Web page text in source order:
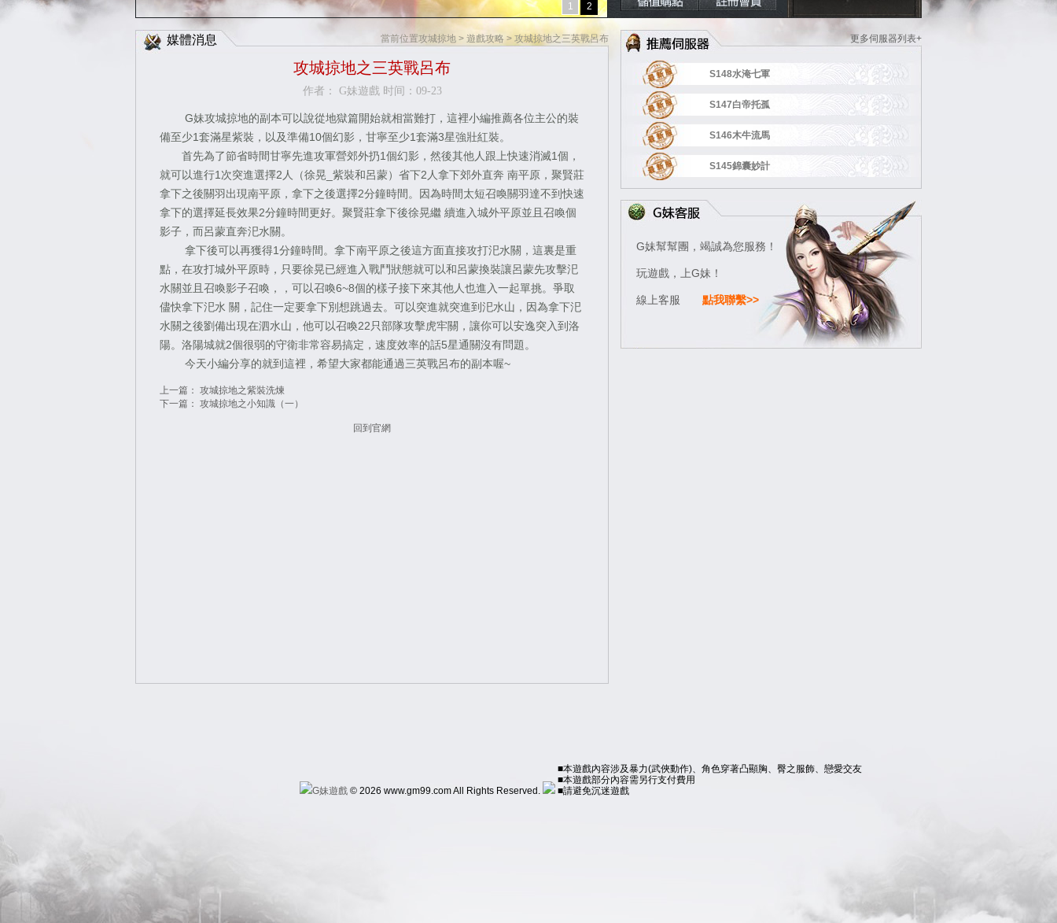
1 2
媒體消息 當前位置攻城掠地 > 遊戲攻略 > 攻城掠地之三英戰呂布
攻城掠地之三英戰呂布
作者： G妹遊戲 时间：09-23
G妹攻城掠地的副本可以說從地獄篇開始就相當難打，這裡小編推薦各位主公的裝
備至少1套滿星紫裝，以及準備10個幻影，甘寧至少1套滿3星強壯紅裝。
首先為了節省時間甘寧先進攻軍營郊外扔1個幻影，然後其他人跟上快速消滅1個，
就可以進行1次突進選擇2人（徐晃_紫裝和呂蒙）省下2人拿下郊外直奔 南平原，聚賢莊
拿下之後關羽出現南平原，拿下之後選擇2分鐘時間。因為時間太短召喚關羽達不到快速
拿下的選擇延長效果2分鐘時間更好。聚賢莊拿下後徐晃繼 續進入城外平原並且召喚個
影子，而呂蒙直奔汜水關。
拿下後可以再獲得1分鐘時間。拿下南平原之後這方面直接攻打汜水關，這裏是重
點，在攻打城外平原時，只要徐晃已經進入戰鬥狀態就可以和呂蒙換裝讓呂蒙先攻擊汜
水關並且召喚影子召喚，，可以召喚6~8個的樣子接下來其他人也進入一起單挑。爭取
儘快拿下汜水 關，記住一定要拿下別想跳過去。可以突進就突進到汜水山，因為拿下汜
水關之後劉備出現在泗水山，他可以召喚22只部隊攻擊虎牢關，讓你可以安逸突入到洛
陽。洛陽城就2個很弱的守衛非常容易搞定，速度效率的話5星通關沒有問題。
今天小編分享的就到這裡，希望大家都能通過三英戰呂布的副本喔~
上一篇： 攻城掠地之紫裝洗煉
下一篇： 攻城掠地之小知識（一）
回到官網
更多伺服器列表+
S148水淹七軍
S147白帝托孤
S146木牛流馬
S145錦囊妙計
G妹幫幫團，竭誠為您服務！
玩遊戲，上G妹！
點我聯繫>>
線上客服
© 2026 www.gm99.com All Rights Reserved.
■本遊戲內容涉及暴力(武俠動作)、角色穿著凸顯胸、臀之服飾、戀愛交友
■本遊戲部分內容需另行支付費用
■請避免沉迷遊戲